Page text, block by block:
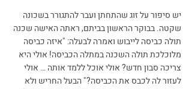
יש סיפור על זוג שהתחתן ועבר להתגורר בשכונה
שקטה. בבוקר הראשון בביתם, ראתה האישה שכנה
תולה כביסה לייבוש ואמרה לבעלה: "איזה כביסה
מלוכלכת תולה השכנה במתלה הכביסה! אולי היא
צריכה סבון חדש? אולי אוכל ללמד אותה … אולי
לעזור לה לכבס את הכביסה?" הבעל החריש ולא